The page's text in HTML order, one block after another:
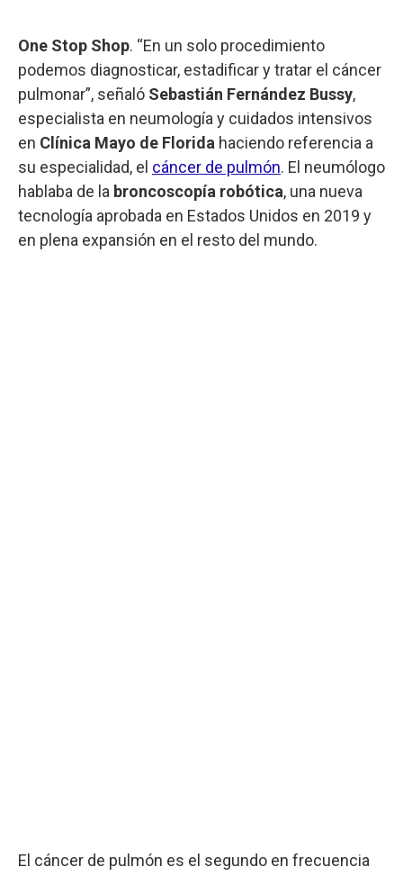
One Stop Shop. “En un solo procedimiento
podemos diagnosticar, estadificar y tratar el cáncer
pulmonar”, señaló Sebastián Fernández Bussy,
especialista en neumología y cuidados intensivos
en Clínica Mayo de Florida haciendo referencia a
su especialidad, el cáncer de pulmón. El neumólogo
hablaba de la broncoscopía robótica, una nueva
tecnología aprobada en Estados Unidos en 2019 y
en plena expansión en el resto del mundo.
El cáncer de pulmón es el segundo en frecuencia